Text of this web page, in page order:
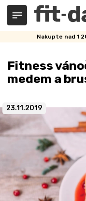
Přejít
obsah
Nakupte nad 1
Fitness
medem a
23.11.2019